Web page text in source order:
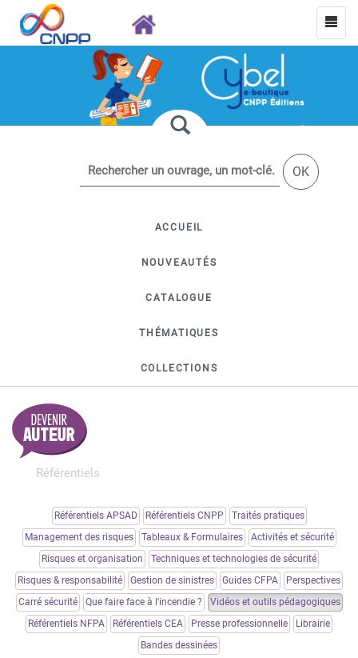
OK
ACCUEIL
NOUVEAUTÉS
CATALOGUE
THÉMATIQUES
COLLECTIONS
Référentiels
Référentiels APSAD Référentiels CNPP
Traités pratiques
Management des risques
Tableaux & Formulaires
Activités et sécurité
Risques et organisation
Techniques et technologies de sécurité
Risques & responsabilité
Gestion de sinistres Guides CFPA
Perspectives
Carré sécurité
Que faire face à l'incendie ?
Vidéos et outils pédagogiques
Référentiels NFPA
Référentiels CEA Presse professionnelle
Librairie
Bandes dessinées